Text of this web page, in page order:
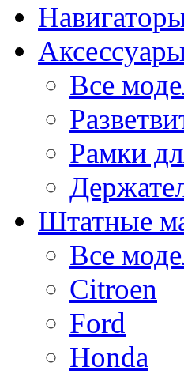
Все
Рамки
Штатные
Все
Citroen
Ford
Honda